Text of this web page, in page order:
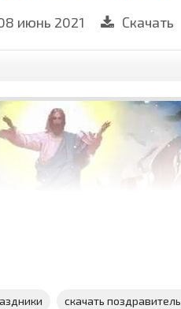
июнь 2021 Скачать
скачать